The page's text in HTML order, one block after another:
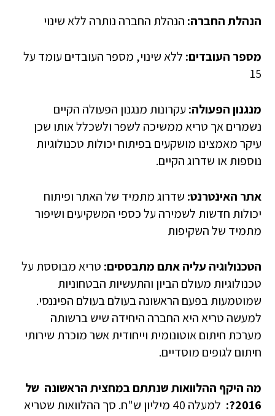
הנהלת החברה: הנהלת החברה נותרה ללא שינוי
מספר העובדים: ללא שינוי, מספר העובדים עומד על
15
מנגנון הפעולה: עקרונות מנגנון הפעולה הקיים
נשמרים אך טריא ממשיכה לשפר ולשכלל אותו שכן
עיקר מאמצינו מושקעים בפיתוח יכולות טכנולוגיות
נוספות או שדרוג הקיים.
אתר האינטרנט: שדרוג מתמיד של האתר ופיתוח
יכולות חדשות לשמירה על כספי המשקיעים ושיפור
מתמיד של השקיפות
הטכנולוגיה עליה אתם מתבססים: טריא מבוססת על
טכנולוגיות מעולם הביון והתעשיות הבטחוניות
שמוטמעות בפעם הראשונה בעולם בעולם הפיננסי.
למעשה טריא היא החברה היחידה שיש ברשותה
מערכת חיתום אוטונומית וייחודית אשר מוכרת שירותי
חיתום לגופים מוסדיים.
מה היקף ההלוואות שנתתם במחצית הראשונה של
2016?:
למעלה 40 מיליון ש"ח. סך ההלוואות שטריא